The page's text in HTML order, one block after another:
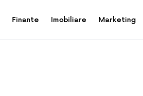
Finante Imobiliare Marketing